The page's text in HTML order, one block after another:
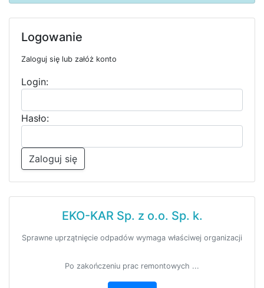
Logowanie
Zaloguj się lub załóż konto
Login:
Hasło:
Zaloguj się
EKO-KAR Sp. z o.o. Sp. k.
Sprawne uprzątnięcie odpadów wymaga właściwej organizacji
Po zakończeniu prac remontowych ...